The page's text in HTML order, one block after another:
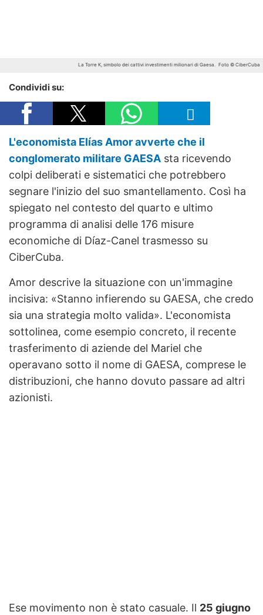
La Torre K, simbolo dei cattivi investimenti milionari di Gaesa. Foto © CiberCuba
Condividi su:
L'economista Elías Amor avverte che il
conglomerato militare GAESA sta ricevendo
colpi deliberati e sistematici che potrebbero
segnare l'inizio del suo smantellamento. Così ha
spiegato nel contesto del quarto e ultimo
programma di analisi delle 176 misure
economiche di Díaz-Canel trasmesso su
CiberCuba.
Amor descrive la situazione con un'immagine
incisiva: «Stanno infierendo su GAESA, che credo
sia una strategia molto valida». L'economista
sottolinea, come esempio concreto, il recente
trasferimento di aziende del Mariel che
operavano sotto il nome di GAESA, comprese le
distribuzioni, che hanno dovuto passare ad altri
azionisti.
Ese movimento non è stato casuale. Il 25 giugno